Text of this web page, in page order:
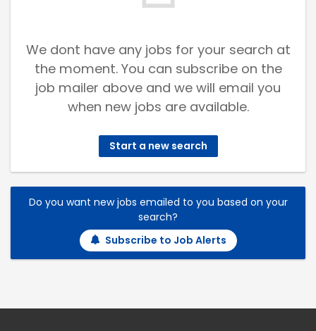
We dont have any jobs for your search at
the moment. You can subscribe on the
job mailer above and we will email you
when new jobs are available.
Start a new search
Do you want new jobs emailed to you based on your
search?
Subscribe to Job Alerts